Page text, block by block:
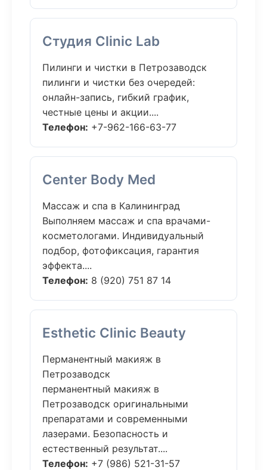
Студия Clinic Lab
Пилинги и чистки в Петрозаводск
пилинги и чистки без очередей:
онлайн-запись, гибкий график,
честные цены и акции....
Телефон: +7-962-166-63-77
Center Body Med
Массаж и спа в Калининград
Выполняем массаж и спа врачами-
косметологами. Индивидуальный
подбор, фотофиксация, гарантия
эффекта....
Телефон: 8 (920) 751 87 14
Esthetic Clinic Beauty
Перманентный макияж в
Петрозаводск
перманентный макияж в
Петрозаводск оригинальными
препаратами и современными
лазерами. Безопасность и
естественный результат....
Телефон: +7 (986) 521-31-57